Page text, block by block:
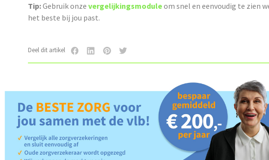
Tip:Gebruik onze vergelijkingsmoduleom snel en eenvoudig te zien
het beste bij jou past.
Deel dit artikel